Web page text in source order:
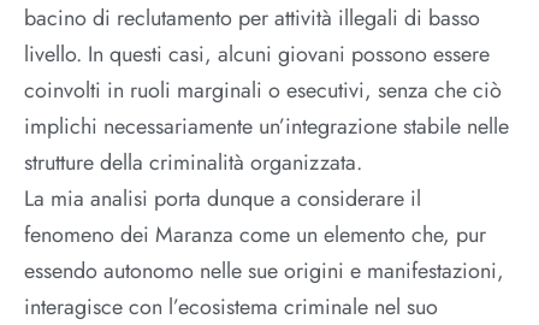
bacino di reclutamento per attività illegali di basso
livello. In questi casi, alcuni giovani possono essere
coinvolti in ruoli marginali o esecutivi, senza che ciò
implichi necessariamente un’integrazione stabile nelle
strutture della criminalità organizzata.
La mia analisi porta dunque a considerare il
fenomeno dei Maranza come un elemento che, pur
essendo autonomo nelle sue origini e manifestazioni,
interagisce con l’ecosistema criminale nel suo